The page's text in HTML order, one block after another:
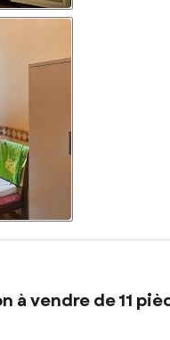
vendre de 11